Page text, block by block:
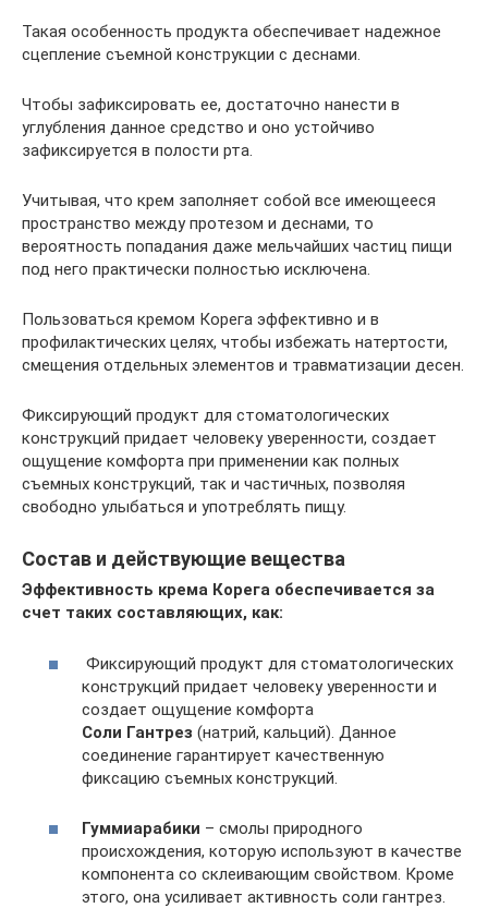
Такая особенность продукта обеспечивает надежное
сцепление съемной конструкции с деснами.
Чтобы зафиксировать ее, достаточно нанести в
углубления данное средство и оно устойчиво
зафиксируется в полости рта.
Учитывая, что крем заполняет собой все имеющееся
пространство между протезом и деснами, то
вероятность попадания даже мельчайших частиц пищи
под него практически полностью исключена.
Пользоваться кремом Корега эффективно и в
профилактических целях, чтобы избежать натертости,
смещения отдельных элементов и травматизации десен.
Фиксирующий продукт для стоматологических
конструкций придает человеку уверенности, создает
ощущение комфорта при применении как полных
съемных конструкций, так и частичных, позволяя
свободно улыбаться и употреблять пищу.
Состав и действующие вещества
Эффективность крема Корега обеспечивается за
счет таких составляющих, как:
Фиксирующий продукт для стоматологических
конструкций придает человеку уверенности и
создает ощущение комфорта
Соли Гантрез (натрий, кальций). Данное
соединение гарантирует качественную
фиксацию съемных конструкций.
Гуммиарабики – смолы природного
происхождения, которую используют в качестве
компонента со склеивающим свойством. Кроме
этого, она усиливает активность соли гантрез.